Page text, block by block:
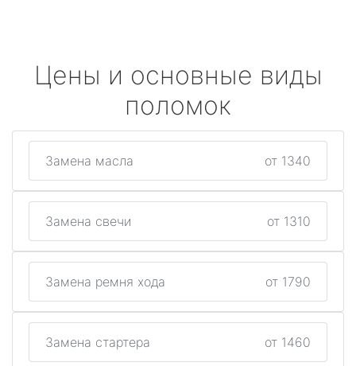
Цены и основные виды
поломок
Замена масла от 1340
Замена свечи от 1310
Замена ремня хода от 1790
Замена стартера от 1460